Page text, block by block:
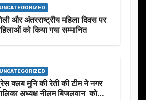
UNCATEGORIZED
और अंतरराष्ट्रीय महिला दिवस पर
को किया गया सम्मानित
UNCATEGORIZED
क्लब मुनि की रेती की टीम ने नगर
अध्यक्ष नीलम बिजलवान को